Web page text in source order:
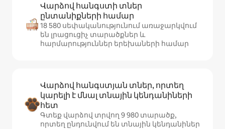
Վարձով հանգստի տներ
ընտանիքների համար
18 580 սեփականությունում առաջարկվում
են լրացուցիչ տարածքներ և
հարմարություններ երեխաների համար
Վարձով հանգստյան տներ, որտեղ
կարելի է մնալ տնային կենդանիների
հետ
Գտեք վարձով տրվող 9 980 տարածք,
որտեղ ընդունվում են տնային կենդանիներ